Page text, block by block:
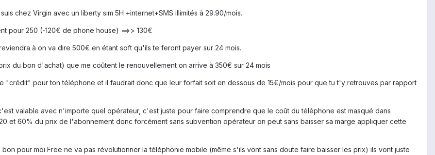
chez Virgin avec un liberty sim 5H +internet+SMS illimités à 29.90/mois.
pour 250 (-120€ de phone house) ==>> 130€
à on va dire 500€ en étant soft qu'ils te feront payer sur 24 mois.
du bon d'achat) que me coûtent le renouvellement on arrive à 350€ sur 24 mois
"crédit" pour ton téléphone et il faudrait donc que leur forfait soit en dessous de 15€/mois pour que tu t'y retrouves par rapport
valable avec n'importe quel opérateur, c'est juste pour faire comprendre que le coût du téléphone est masqué dans
et 60% du prix de l'abonnement donc forcément sans subvention opérateur on peut sans baisser sa marge appliquer cette
pour moi Free ne va pas révolutionner la téléphonie mobile (même s'ils vont sans doute faire baisser les prix) ils vont juste